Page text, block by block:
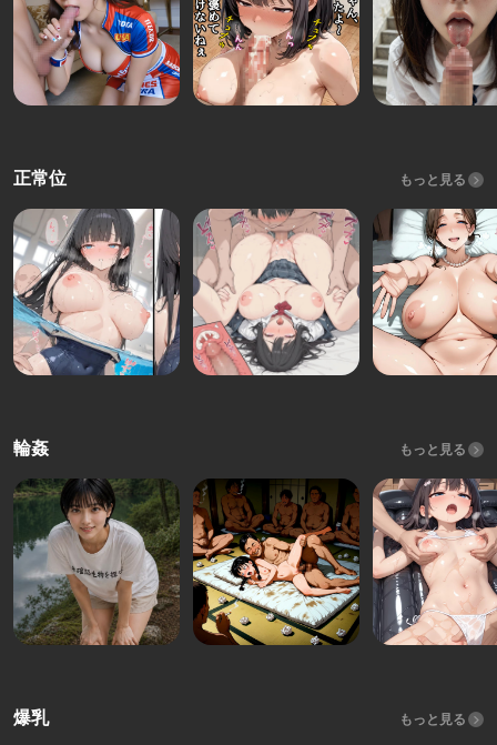
正常位 もっと見る
輪姦 もっと見る
爆乳 もっと見る